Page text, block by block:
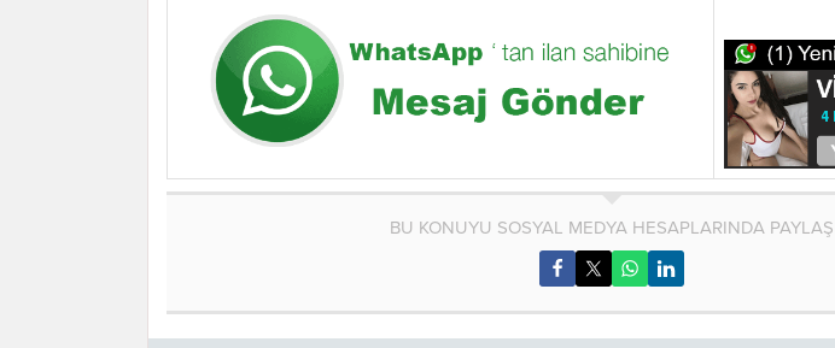
BU KONUYU SOSYAL MEDYA HESAPLARINDA PAYLAŞ